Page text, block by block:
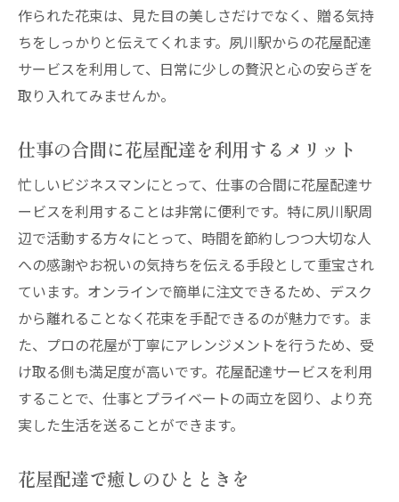
作られた花束は、見た目の美しさだけでなく、贈る気持
ちをしっかりと伝えてくれます。夙川駅からの花屋配達
サービスを利用して、日常に少しの贅沢と心の安らぎを
取り入れてみませんか。
仕事の合間に花屋配達を利用するメリット
忙しいビジネスマンにとって、仕事の合間に花屋配達サ
ービスを利用することは非常に便利です。特に夙川駅周
辺で活動する方々にとって、時間を節約しつつ大切な人
への感謝やお祝いの気持ちを伝える手段として重宝され
ています。オンラインで簡単に注文できるため、デスク
から離れることなく花束を手配できるのが魅力です。ま
た、プロの花屋が丁寧にアレンジメントを行うため、受
け取る側も満足度が高いです。花屋配達サービスを利用
することで、仕事とプライベートの両立を図り、より充
実した生活を送ることができます。
花屋配達で癒しのひとときを